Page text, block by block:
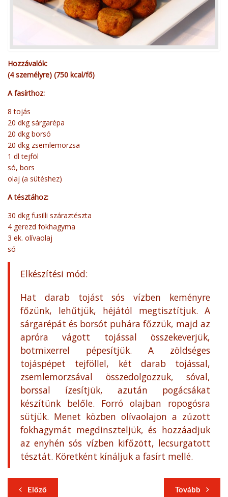
Hozzávalók:
(4 személyre) (750 kcal/fő)
A fasírthoz:
8 tojás
20 dkg sárgarépa
20 dkg borsó
20 dkg zsemlemorzsa
1 dl tejföl
só, bors
olaj (a sütéshez)
A tésztához:
30 dkg fusilli száraztészta
4 gerezd fokhagyma
3 ek. olívaolaj
só
Elkészítési mód:
Hat darab tojást sós vízben keményre
főzünk, lehűtjük, héjától megtisztítjuk. A
sárgarépát és borsót puhára főzzük, majd az
apróra vágott tojással összekeverjük,
botmixerrel pépesítjük. A zöldséges
tojáspépet tejföllel, két darab tojással,
zsemlemorzsával összedolgozzuk, sóval,
borssal ízesítjük, azután pogácsákat
készítünk belőle. Forró olajban ropogósra
sütjük. Menet közben olívaolajon a zúzott
fokhagymát megdinszteljük, és hozzáadjuk
az enyhén sós vízben kifőzött, lecsurgatott
tésztát. Köretként kínáljuk a fasírt mellé.
Előző Tovább